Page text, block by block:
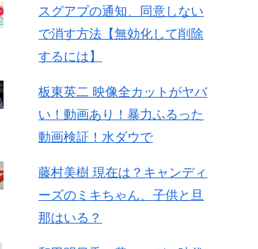
スグアプの通知、同意しない
で消す方法【無効化して削除
するには】
板東英二 映像全カットがヤバ
い！動画あり！暴力ふるった
動画検証！水ダウで
藤村美樹 現在は？キャンディ
ーズのミキちゃん、子供と旦
那はいる？